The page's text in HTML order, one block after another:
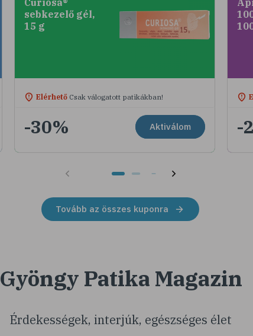
sebkezelő gél,
15 g
ElérhetőCsak válogatott patikákban!
-30% Aktiválom -
Tovább az összes kuponra
Gyöngy Patika Magazin
Érdekességek, interjúk, egészséges élet